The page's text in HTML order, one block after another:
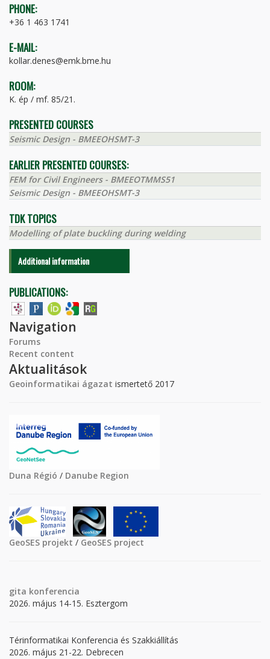
PHONE:
+36 1 463 1741
E-MAIL:
kollar.denes@emk.bme.hu
ROOM:
K. ép / mf. 85/21.
PRESENTED COURSES
Seismic Design - BMEEOHSMT-3
EARLIER PRESENTED COURSES:
FEM for Civil Engineers - BMEEOTMMS51
Seismic Design - BMEEOHSMT-3
TDK TOPICS
Modelling of plate buckling during welding
Additional information
PUBLICATIONS:
Navigation
Forums
Recent content
Aktualitások
Geoinformatikai ágazat ismertető 2017
Duna Régió / Danube Region
GeoSES projekt / GeoSES project
gita konferencia
2026. május 14-15. Esztergom
Térinformatikai Konferencia és Szakkiállítás
2026. május 21-22. Debrecen